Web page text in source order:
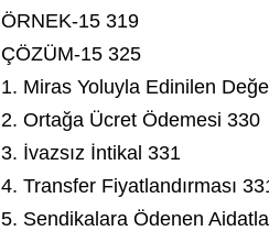
ÖRNEK-15 319
ÇÖZÜM-15 325
1. Miras Yoluyla Edinilen
2. Ortağa Ücret Ödemesi 330
3. İvazsız İntikal 331
4. Transfer Fiyatlandırması
5. Sendikalara Ödenen